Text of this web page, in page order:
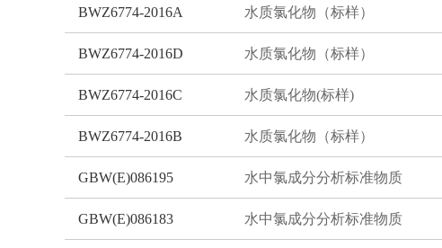
BWZ6774-2016A 水质氯化物（标样）
BWZ6774-2016D 水质氯化物（标样）
BWZ6774-2016C 水质氯化物(标样)
BWZ6774-2016B 水质氯化物（标样）
GBW(E)086195 水中氯成分分析标准物质
GBW(E)086183 水中氯成分分析标准物质